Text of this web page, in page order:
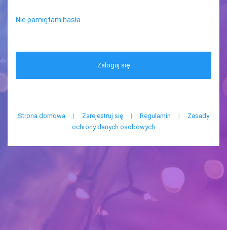
Nie pamiętam hasła
Zaloguj się
Strona domowa | Zarejestruj się | Regulamin |
Zasady
ochrony danych osobowych